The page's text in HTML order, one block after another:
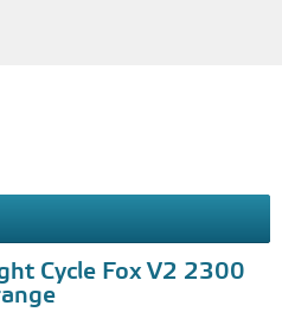
Cycle Fox V2 2300